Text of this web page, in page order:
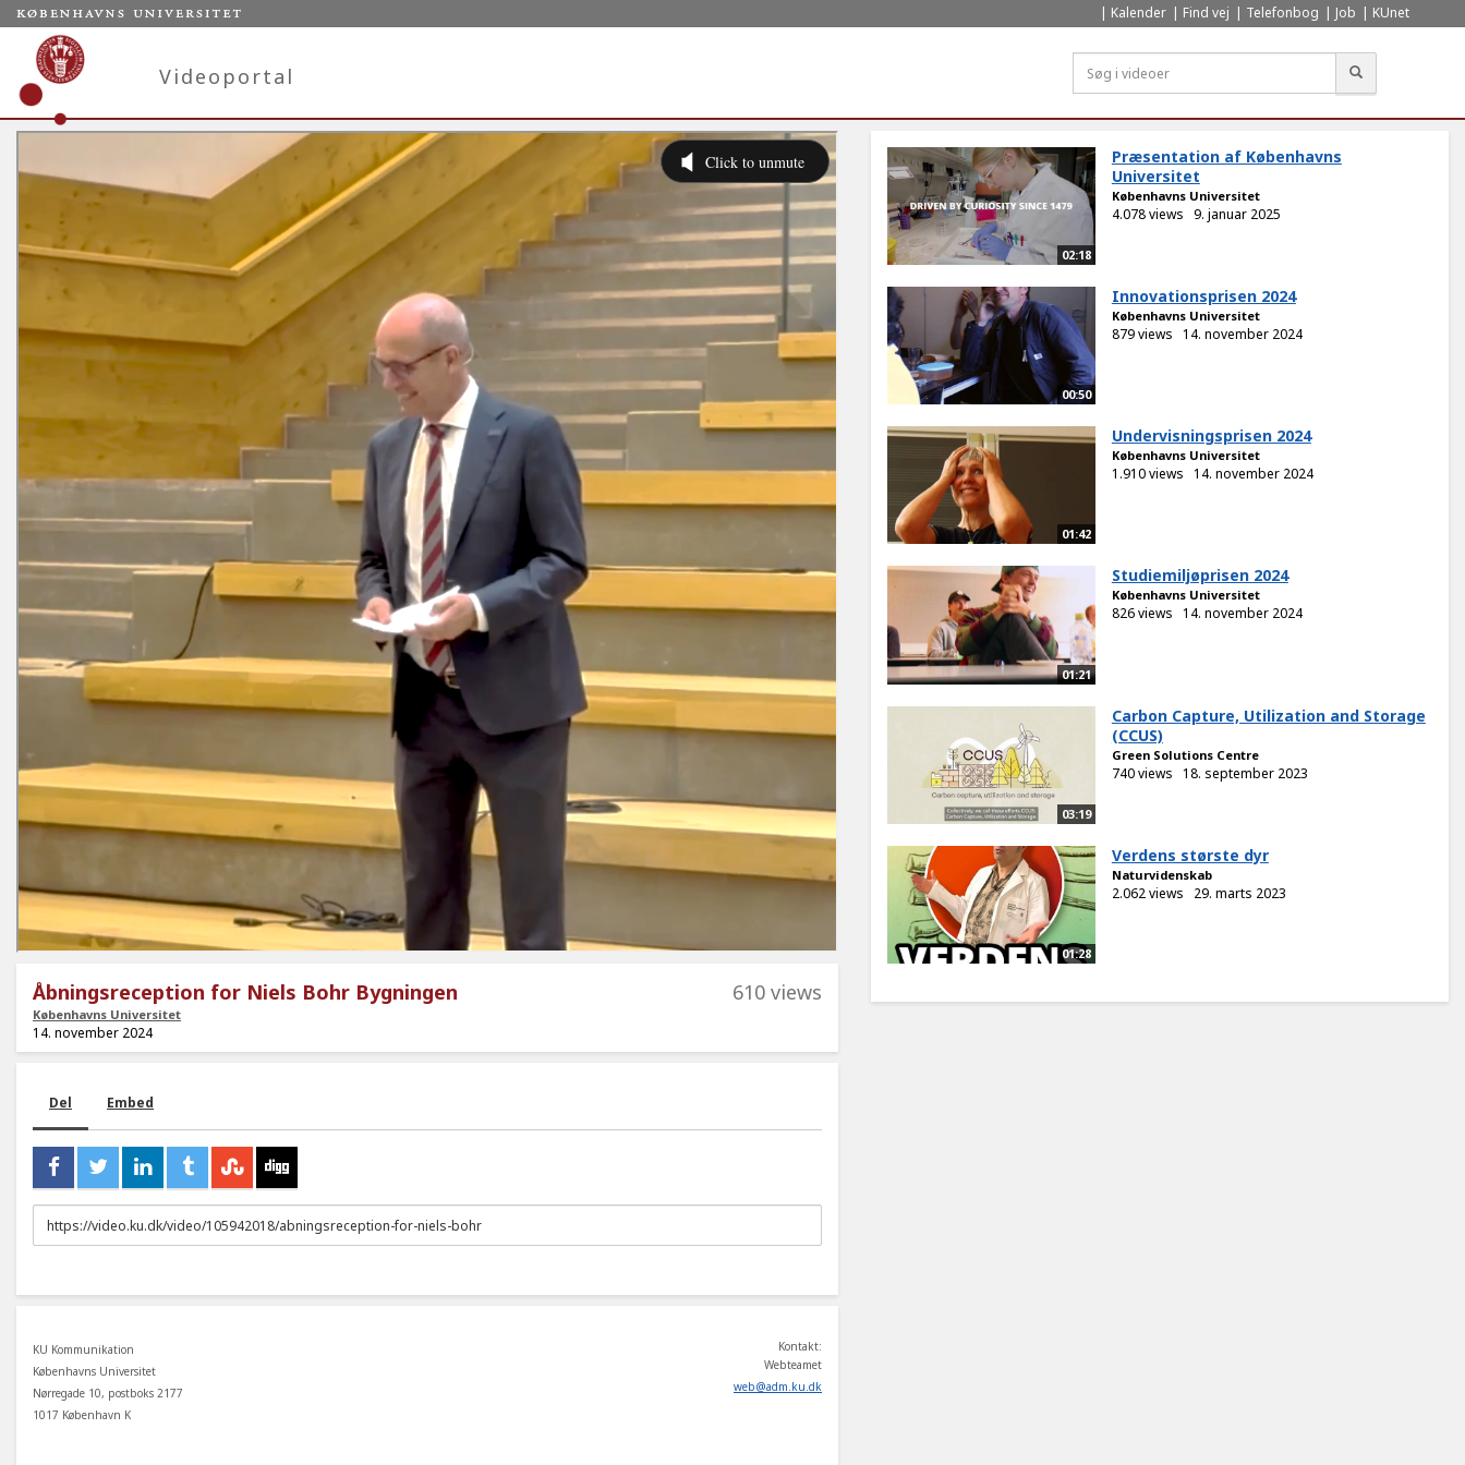
Kalender Find vej Telefonbog Job KUnet
Videoportal
Åbningsreception for Niels Bohr Bygningen
Københavns Universitet
610 views
14. november 2024
Del Embed
URL
to
KU Kommunikation
Københavns Universitet
Nørregade 10, postboks 2177
1017 København K
Kontakt:
Webteamet
web@adm.ku.dk
02:18
Præsentation af Københavns
Universitet
Københavns Universitet
4.078 views 9. januar 2025
00:50
Innovationsprisen 2024
Københavns Universitet
879 views 14. november 2024
01:42
Undervisningsprisen 2024
Københavns Universitet
1.910 views 14. november 2024
01:21
Studiemiljøprisen 2024
Københavns Universitet
826 views 14. november 2024
03:19
Carbon Capture, Utilization and Storage
(CCUS)
Green Solutions Centre
740 views 18. september 2023
01:28
Verdens største dyr
Naturvidenskab
2.062 views 29. marts 2023